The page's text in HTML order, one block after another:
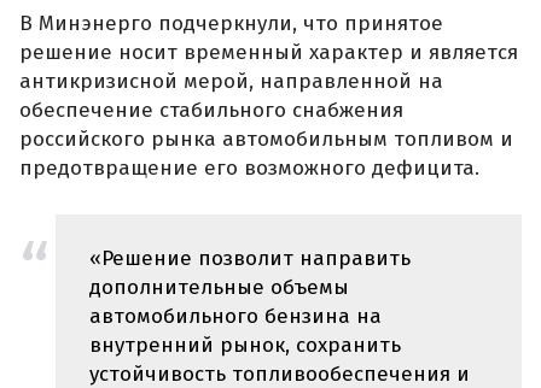
В Минэнерго подчеркнули, что принятое
решение носит временный характер и является
антикризисной мерой, направленной на
обеспечение стабильного снабжения
российского рынка автомобильным топливом и
предотвращение его возможного дефицита.
«Решение позволит направить
дополнительные объемы
автомобильного бензина на
внутренний рынок, сохранить
устойчивость топливообеспечения и